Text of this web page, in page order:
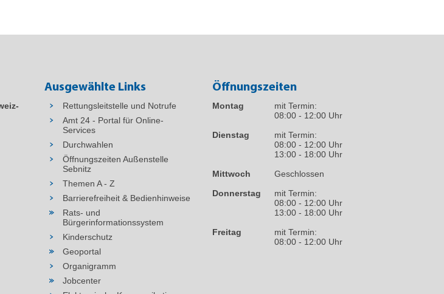
Ausgewählte Links
Rettungsleitstelle und Notrufe
Amt 24 - Portal für Online-
Services
Durchwahlen
Öffnungszeiten Außenstelle
Sebnitz
Themen A - Z
Barrierefreiheit & Bedienhinweise
Rats- und
Bürgerinformationssystem
Kinderschutz
Geoportal
Organigramm
Jobcenter
Öffnungszeiten
Montag
mit Termin:
08:00 - 12:00 Uhr
Dienstag
mit Termin:
08:00 - 12:00 Uhr
13:00 - 18:00 Uhr
Mittwoch
Geschlossen
Donnerstag
mit Termin:
08:00 - 12:00 Uhr
13:00 - 18:00 Uhr
Freitag
mit Termin:
08:00 - 12:00 Uhr